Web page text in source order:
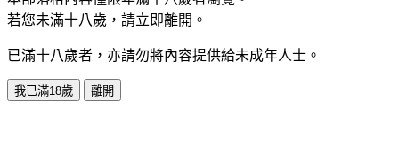
若您未滿十八歲，請立即離開。
已滿十八歲者，亦請勿將內容提供給未成年人士。
我已滿18歲 離開